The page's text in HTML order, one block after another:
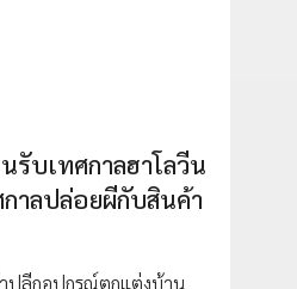
รับเทศกาลฮาโลวีน
าลปล่อยผีกับสินค้า
าปลีกอุปกรณ์ตกแต่งบ้าน